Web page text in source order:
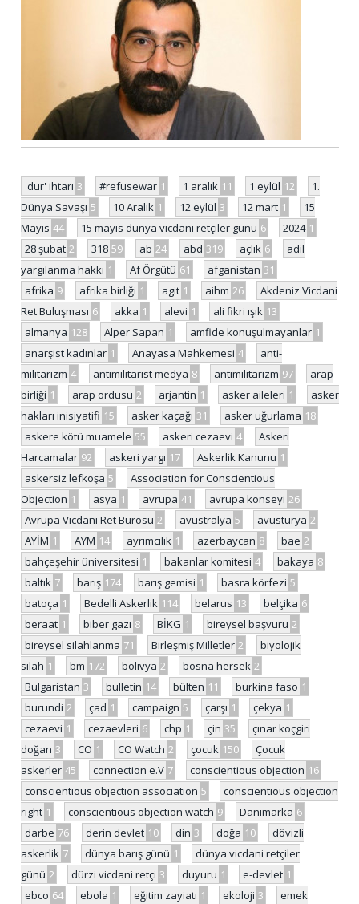
'dur' ihtarı 3 #refusewar 1 1 aralık 11 1 eylül 12
1.
Dünya Savaşı 5 10 Aralık 1 12 eylül 3 12 mart 1
15
Mayıs 44 15 mayıs dünya vicdani retçiler günü 6 2024 1
28 şubat 2 318 59 ab 24 abd 319 açlık 6
adil
yargılanma hakkı 1 Af Örgütü 61 afganistan 31
afrika 9 afrika birliği 1 agit 1 aihm 26
Akdeniz Vicdani
Ret Buluşması 6 akka 1 alevi 1 ali fikri ışık 13
almanya 128 Alper Sapan 1 amfide konuşulmayanlar 1
anarşist kadınlar 1 Anayasa Mahkemesi 4
anti-
militarizm 4 antimilitarist medya 8 antimilitarizm 97
arap
birliği 1 arap ordusu 2 arjantin 1 asker aileleri 1
asker
hakları inisiyatifi 15 asker kaçağı 31 asker uğurlama 18
askere kötü muamele 55 askeri cezaevi 4
Askeri
Harcamalar 92 askeri yargı 17 Askerlik Kanunu 1
askersiz lefkoşa 5
Association for Conscientious
Objection 1 asya 1 avrupa 41 avrupa konseyi 26
Avrupa Vicdani Ret Bürosu 2 avustralya 5 avusturya 2
AYİM 1 AYM 14 ayrımcılık 1 azerbaycan 8 bae 2
bahçeşehir üniversitesi 1 bakanlar komitesi 4 bakaya 8
baltık 7 barış 174 barış gemisi 1 basra körfezi 5
batoça 1 Bedelli Askerlik 114 belarus 13 belçika 6
beraat 1 biber gazı 8 BİKG 1 bireysel başvuru 2
bireysel silahlanma 71 Birleşmiş Milletler 2
biyolojik
silah 1 bm 172 bolivya 2 bosna hersek 2
Bulgaristan 3 bulletin 14 bülten 11 burkina faso 1
burundi 2 çad 1 campaign 5 çarşı 1 çekya 1
cezaevi 1 cezaevleri 6 chp 1 çin 35
çınar koçgiri
doğan 3 CO 1 CO Watch 2 çocuk 150
Çocuk
askerler 45 connection e.V 7 conscientious objection 16
conscientious objection association 5
conscientious objection
right 1 conscientious objection watch 9 Danimarka 6
darbe 76 derin devlet 10 din 3 doğa 10
dövizli
askerlik 7 dünya barış günü 1
dünya vicdani retçiler
günü 2 dürzi vicdani retçi 3 duyuru 1 e-devlet 1
ebco 64 ebola 1 eğitim zayiatı 1 ekoloji 3
emek